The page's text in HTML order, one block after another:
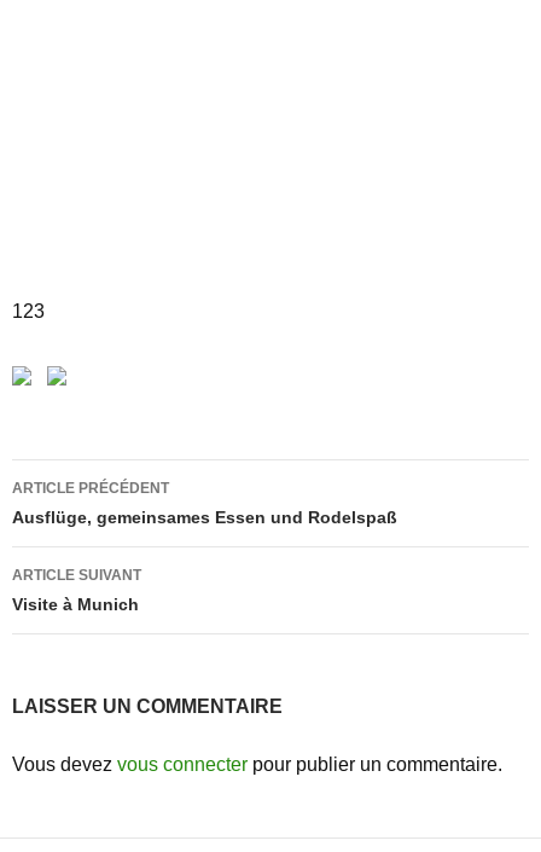
123
Navigation
des
articles
ARTICLE PRÉCÉDENT
Ausflüge, gemeinsames Essen und Rodelspaß
ARTICLE SUIVANT
Visite à Munich
LAISSER UN COMMENTAIRE
Vous devez vous connecter pour publier un commentaire.